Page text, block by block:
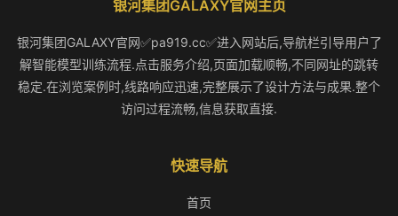
银河集团GALAXY官网主页
银河集团GALAXY官网✅pa919.cc✅进入网站后,导航栏引导用户了
解智能模型训练流程.点击服务介绍,页面加载顺畅,不同网址的跳转
稳定.在浏览案例时,线路响应迅速,完整展示了设计方法与成果.整个
访问过程流畅,信息获取直接.
快速导航
首页